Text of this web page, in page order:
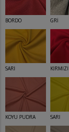
BORDO GRİ
SARI KIRMIZI
KOYU PUDRA SARI